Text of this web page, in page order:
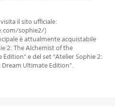
il sito ufficiale:
sophie2/)
è attualmente acquistabile
2: The Alchemist of the
e del set “Atelier Sophie 2:
Ultimate Edition”.